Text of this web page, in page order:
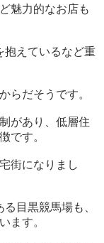
魅力的なお店も
抱えているなど重
らだそうです。
があり、低層住
です。
街になりまし
目黒競馬場も、
ます。